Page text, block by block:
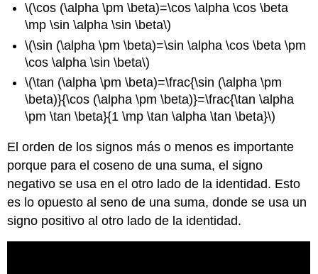
\(\cos (\alpha \pm \beta)=\cos \alpha \cos \beta
\mp \sin \alpha \sin \beta\)
\(\sin (\alpha \pm \beta)=\sin \alpha \cos \beta \pm
\cos \alpha \sin \beta\)
\(\tan (\alpha \pm \beta)=\frac{\sin (\alpha \pm
\beta)}{\cos (\alpha \pm \beta)}=\frac{\tan \alpha
\pm \tan \beta}{1 \mp \tan \alpha \tan \beta}\)
El orden de los signos más o menos es importante
porque para el coseno de una suma, el signo
negativo se usa en el otro lado de la identidad. Esto
es lo opuesto al seno de una suma, donde se usa un
signo positivo al otro lado de la identidad.